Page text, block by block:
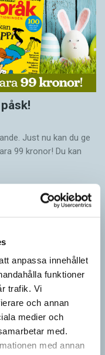
anpassa innehållet
funktioner
trafik. Vi
och annan
medier och
med.
med annan
Just nu kan du ge
99 kronor! Du kan